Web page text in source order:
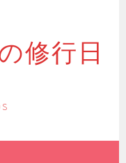
修行日